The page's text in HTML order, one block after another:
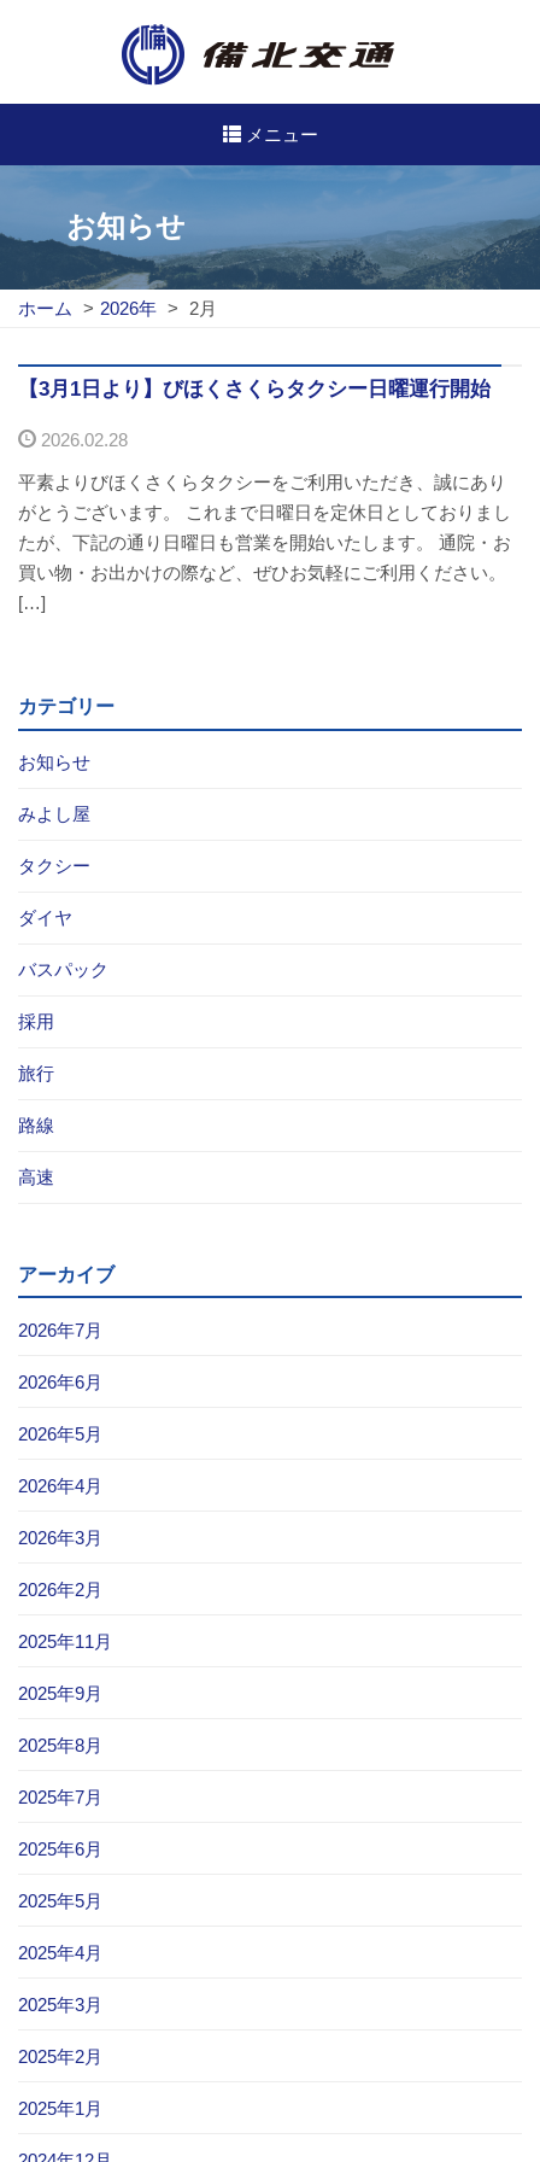
メニュー
高速バス
路線バス
路線図
定期券について
バスのご利用方法
バスパックについて
三次市交通観光センター
企業情報
会社概要
お問い合わせ
採用情報
お知らせ
ホーム > 2026年 > 2月
【3月1日より】びほくさくらタクシー日曜運行開始
2026.02.28
平素よりびほくさくらタクシーをご利用いただき、誠にあり
がとうございます。 これまで日曜日を定休日としておりまし
たが、下記の通り日曜日も営業を開始いたします。 通院・お
買い物・お出かけの際など、ぜひお気軽にご利用ください。
[…]
カテゴリー
お知らせ
みよし屋
タクシー
ダイヤ
バスパック
採用
旅行
路線
高速
アーカイブ
2026年7月
2026年6月
2026年5月
2026年4月
2026年3月
2026年2月
2025年11月
2025年9月
2025年8月
2025年7月
2025年6月
2025年5月
2025年4月
2025年3月
2025年2月
2025年1月